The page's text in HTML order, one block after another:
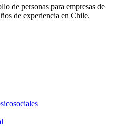
de personas para empresas de
de experiencia en Chile.